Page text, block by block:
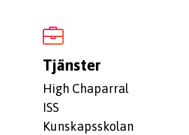
Tjänster
High Chaparral
ISS
Kunskapsskolan